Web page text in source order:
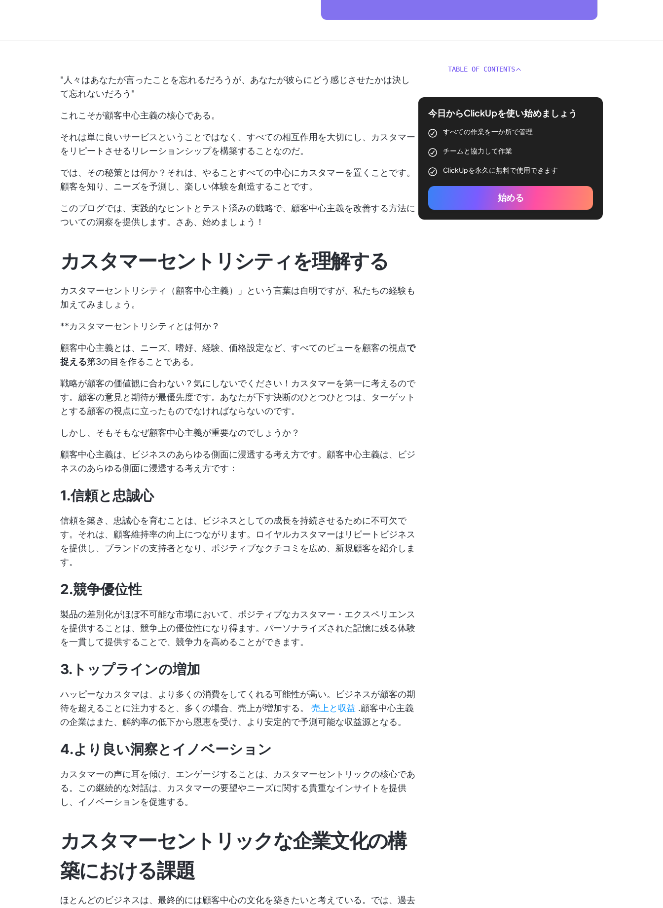
"人々はあなたが言ったことを忘れるだろうが、あなたが彼らにどう感じさせたかは決し
て忘れないだろう"
これこそが顧客中心主義の核心である。
それは単に良いサービスということではなく、すべての相互作用を大切にし、カスタマー
をリピートさせるリレーションシップを構築することなのだ。
では、その秘策とは何か？それは、やることすべての中心にカスタマーを置くことです。
顧客を知り、ニーズを予測し、楽しい体験を創造することです。
このブログでは、実践的なヒントとテスト済みの戦略で、顧客中心主義を改善する方法に
ついての洞察を提供します。さあ、始めましょう！
カスタマーセントリシティを理解する
カスタマーセントリシティ（顧客中心主義）」という言葉は自明ですが、私たちの経験も
加えてみましょう。
**カスタマーセントリシティとは何か？
顧客中心主義とは、ニーズ、嗜好、経験、価格設定など、すべてのビューを顧客の視点で
捉える第3の目を作ることである。
戦略が顧客の価値観に合わない？気にしないでください！カスタマーを第一に考えるので
す。顧客の意見と期待が最優先度です。あなたが下す決断のひとつひとつは、ターゲット
とする顧客の視点に立ったものでなければならないのです。
しかし、そもそもなぜ顧客中心主義が重要なのでしょうか？
顧客中心主義は、ビジネスのあらゆる側面に浸透する考え方です。顧客中心主義は、ビジ
ネスのあらゆる側面に浸透する考え方です：
1.信頼と忠誠心
信頼を築き、忠誠心を育むことは、ビジネスとしての成長を持続させるために不可欠で
す。それは、顧客維持率の向上につながります。ロイヤルカスタマーはリピートビジネス
を提供し、ブランドの支持者となり、ポジティブなクチコミを広め、新規顧客を紹介しま
す。
2.競争優位性
製品の差別化がほぼ不可能な市場において、ポジティブなカスタマー・エクスペリエンス
を提供することは、競争上の優位性になり得ます。パーソナライズされた記憶に残る体験
を一貫して提供することで、競争力を高めることができます。
3.トップラインの増加
ハッピーなカスタマは、より多くの消費をしてくれる可能性が高い。ビジネスが顧客の期
待を超えることに注力すると、多くの場合、売上が増加する。 売上と収益 .顧客中心主義
の企業はまた、解約率の低下から恩恵を受け、より安定的で予測可能な収益源となる。
4.より良い洞察とイノベーション
カスタマーの声に耳を傾け、エンゲージすることは、カスタマーセントリックの核心であ
る。この継続的な対話は、カスタマーの要望やニーズに関する貴重なインサイトを提供
し、イノベーションを促進する。
カスタマーセントリックな企業文化の構
築における課題
ほとんどのビジネスは、最終的には顧客中心の文化を築きたいと考えている。では、過去
TABLE OF CONTENTS
今日からClickUpを使い始めましょう
すべての作業を一か所で管理
チームと協力して作業
ClickUpを永久に無料で使用できます
始める